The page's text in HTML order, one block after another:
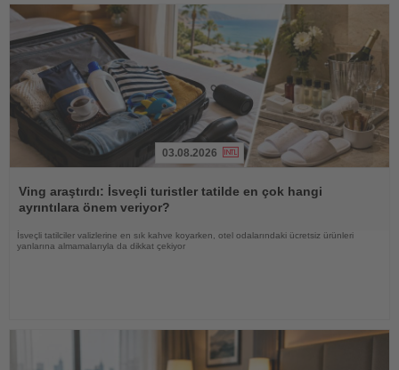
Oku
03.08.2026
Ving araştırdı: İsveçli turistler tatilde en çok hangi
ayrıntılara önem veriyor?
İsveçli tatilciler valizlerine en sık kahve koyarken, otel odalarındaki ücretsiz ürünleri
yanlarına almamalarıyla da dikkat çekiyor